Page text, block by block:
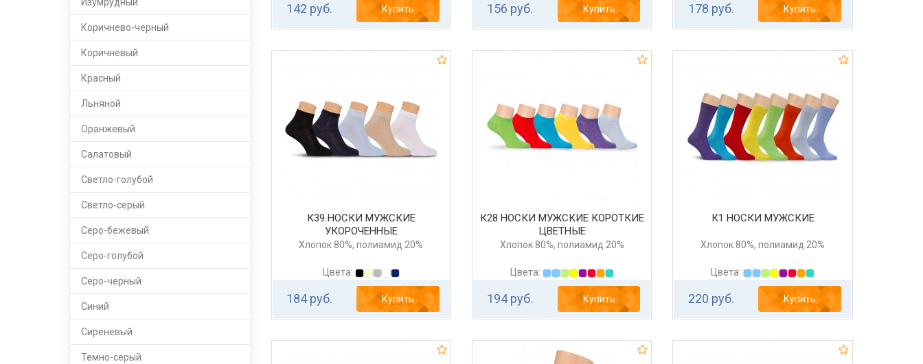
Изумрудный
Коричнево-черный
Коричневый
Красный
Льняной
Оранжевый
Салатовый
Светло-голубой
Светло-серый
Серо-бежевый
Серо-голубой
Серо-черный
Синий
Сиреневый
Темно-серый
142 руб. Купить 156 руб. Купить 178 руб. Купить
К39 НОСКИ МУЖСКИЕ
УКОРОЧЕННЫЕ
Хлопок 80%, полиамид 20%
Цвета:
184 руб. Купить
К28 НОСКИ МУЖСКИЕ КОРОТКИЕ
ЦВЕТНЫЕ
Хлопок 80%, полиамид 20%
Цвета:
194 руб. Купить
К1 НОСКИ МУЖСКИЕ
Хлопок 80%, полиамид 20%
Цвета:
220 руб. Купить